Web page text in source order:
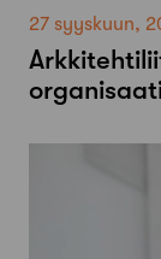
27 syyskuun,